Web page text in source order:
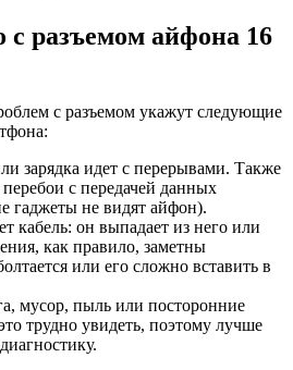
с разъемом айфона 16
с разъемом укажут следующие
зарядка идет с перерывами. Также
с передачей данных
гаджеты не видят айфон).
кабель: он выпадает из него или
как правило, заметны
или его сложно вставить в
мусор, пыль или посторонние
трудно увидеть, поэтому лучше